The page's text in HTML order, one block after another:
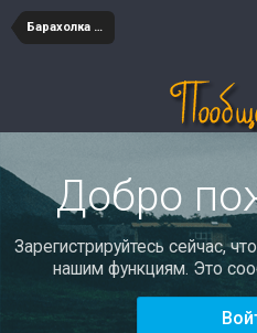
Барахолка авто
Добро
Зарегистрируйтесь сейчас,
нашим функциям. Это